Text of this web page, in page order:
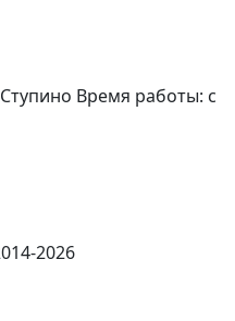
Время работы: с
2026